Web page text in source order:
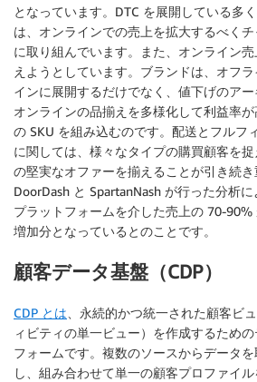
となっています。DTC を展開している多
は、オンラインでの売上を拡大するべく
に取り組んでいます。また、オンライン
えようとしています。ブランドは、オフ
インに展開するだけでなく、値下げのアー
オンラインの品揃えを多様化して利益率
の SKU を組み込むのです。配送とフルフ
に関しては、様々なタイプの購買顧客を
の堅実なオファーを揃えることが引き続き
DoorDash と SpartanNash が行った分析
プラットフォームを介した売上の 70-
増加分となっているとのことです。
顧客データ基盤（CDP）
CDP とは 、永続的かつ統一された顧客ビ
ィビティの単一ビュー）を作成するため
フォームです。複数のソースからデータ
し、組み合わせて単一の顧客プロファイ